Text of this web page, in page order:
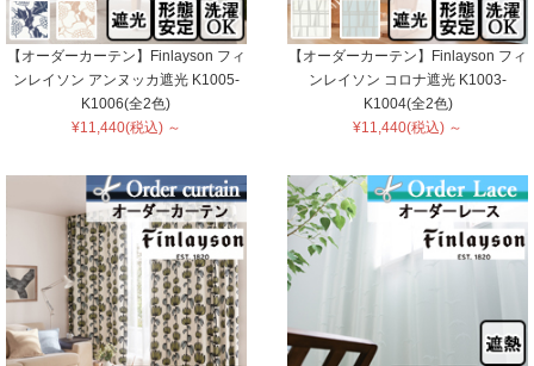
【オーダーカーテン】Finlayson フィ
ンレイソン アンヌッカ遮光 K1005-
K1006(全2色)
¥11,440(税込) ～
【オーダーカーテン】Finlayson フィ
ンレイソン コロナ遮光 K1003-
K1004(全2色)
¥11,440(税込) ～